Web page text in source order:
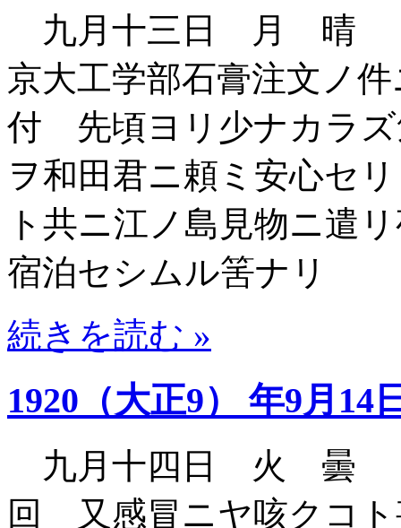
九月十三日 月 晴
京大工学部石膏注文ノ
付 先頃ヨリ少ナカラズ
ヲ和田君ニ頼ミ安心セ
ト共ニ江ノ島見物ニ遣
宿泊セシムル筈ナリ
続きを読む »
1920（大正9） 年9月14
九月十四日 火 曇
回 又感冒ニヤ咳クコ